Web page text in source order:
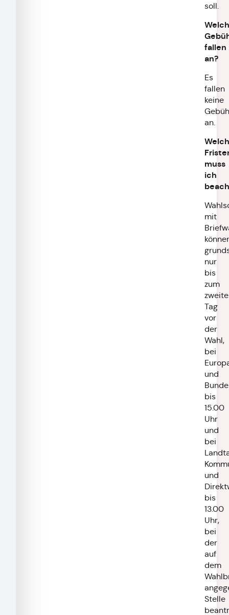
soll.
fallen
an?
Es
fallen
keine
an.
muss
ich
mit
nur
bis
zum
Tag
vor
der
Wahl,
bei
und
bis
15.00
Uhr
und
bei
und
bis
13.00
Uhr,
bei
der
auf
dem
Stelle